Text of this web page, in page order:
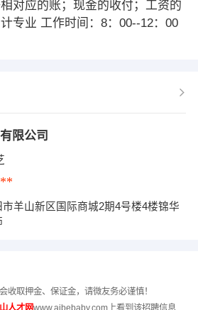
对应的账；现金的收付；工资的
专业 工作时间：8：00--12：00
限公司
市羊山新区国际商城2期4号楼4楼锦华
收取押金、保证金，请微友务必谨慎！
人才网www.ajbebaby.com上看到该招聘信息